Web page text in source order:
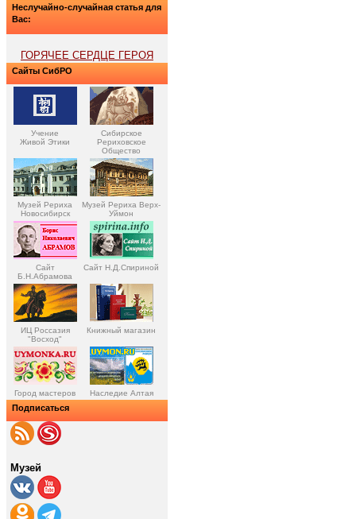
Неслучайно-случайная статья для
Вас:
ГОРЯЧЕЕ СЕРДЦЕ ГЕРОЯ
Сайты СибРО
Учение
Живой Этики
Сибирское
Рериховское
Общество
Музей Рериха
Новосибирск
Музей Рериха Верх-
Уймон
Сайт
Б.Н.Абрамова
Сайт Н.Д.Спириной
ИЦ Россазия
"Восход"
Книжный магазин
Город мастеров Наследие Алтая
Подписаться
Музей